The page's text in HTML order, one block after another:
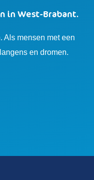
in West-Brabant.
Als mensen met een
en dromen.